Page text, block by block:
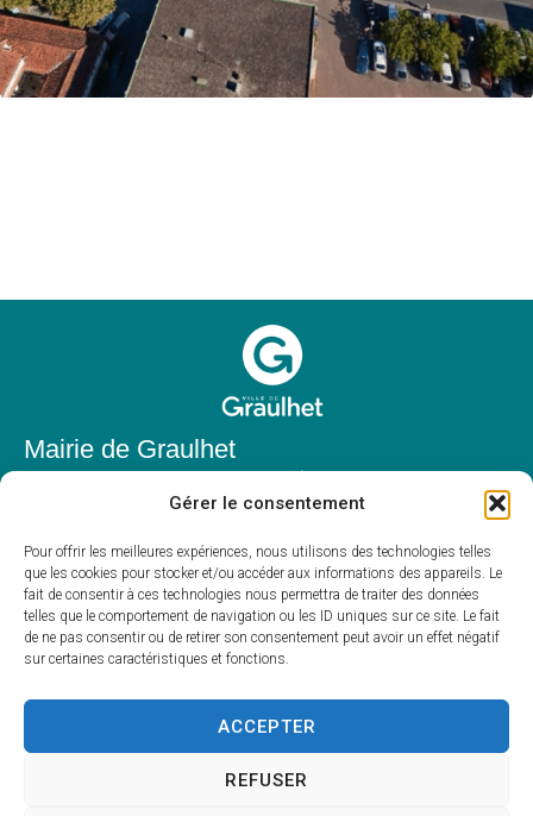
Gérer le consentement
Pour offrir les meilleures expériences, nous utilisons des technologies telles
que les cookies pour stocker et/ou accéder aux informations des appareils. Le
fait de consentir à ces technologies nous permettra de traiter des données
telles que le comportement de navigation ou les ID uniques sur ce site. Le fait
de ne pas consentir ou de retirer son consentement peut avoir un effet négatif
sur certaines caractéristiques et fonctions.
ACCEPTER
REFUSER
Mairie de Graulhet
81300 Graulhet
05 63 42 85 50
mairie@mairie-graulhet.fr
Horaires d'ouverture
Du lundi au vendredi :